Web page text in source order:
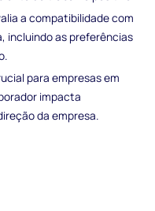
a compatibilidade com
incluindo as preferências
para empresas em
impacta
da empresa.